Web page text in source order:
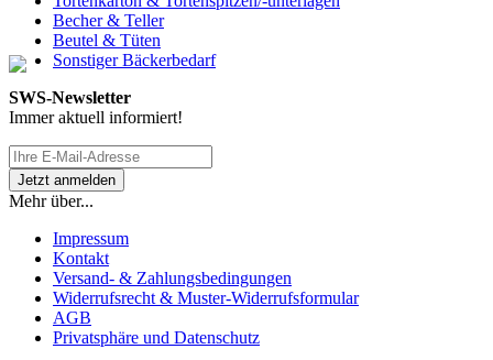
Becher & Teller
Beutel & Tüten
Sonstiger Bäckerbedarf
SWS-Newsletter
Immer aktuell informiert!
Mehr über...
Impressum
Kontakt
Versand- & Zahlungsbedingungen
Widerrufsrecht & Muster-Widerrufsformular
AGB
Privatsphäre und Datenschutz